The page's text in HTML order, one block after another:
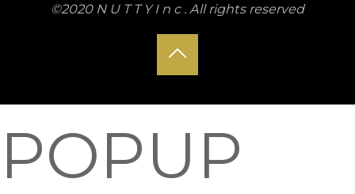
©2020 N U T T Y I n c . All rights reserved
Back
Top
POPUP